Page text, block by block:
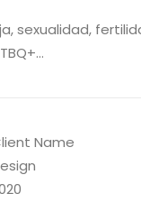
sexualidad,
Name